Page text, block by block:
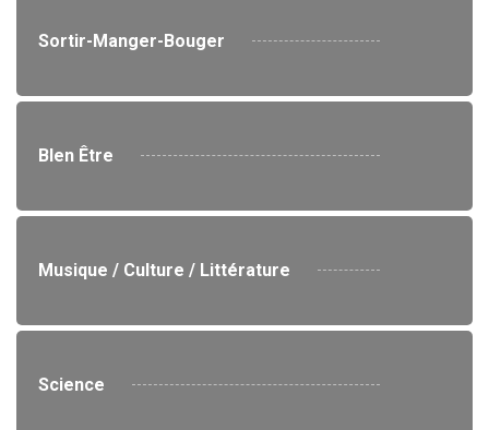
Sortir-Manger-Bouger
BIen Être
Musique / Culture / Littérature
Science